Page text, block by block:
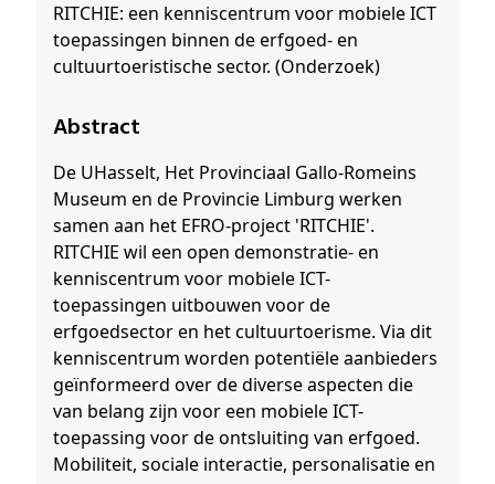
RITCHIE: een kenniscentrum voor mobiele ICT
toepassingen binnen de erfgoed- en
cultuurtoeristische sector. (Onderzoek)
Abstract
De UHasselt, Het Provinciaal Gallo-Romeins
Museum en de Provincie Limburg werken
samen aan het EFRO-project 'RITCHIE'.
RITCHIE wil een open demonstratie- en
kenniscentrum voor mobiele ICT-
toepassingen uitbouwen voor de
erfgoedsector en het cultuurtoerisme. Via dit
kenniscentrum worden potentiële aanbieders
geïnformeerd over de diverse aspecten die
van belang zijn voor een mobiele ICT-
toepassing voor de ontsluiting van erfgoed.
Mobiliteit, sociale interactie, personalisatie en